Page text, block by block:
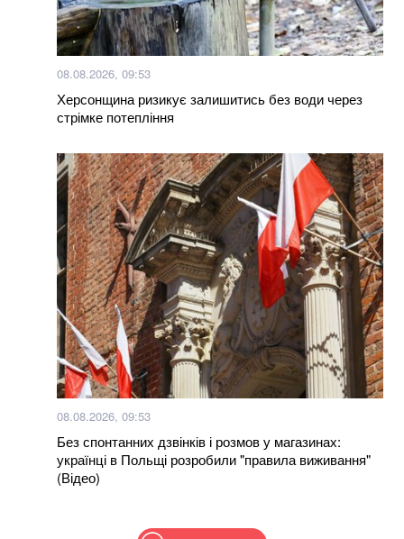
08.08.2026, 09:53
Херсонщина ризикує залишитись без води через
стрімке потепління
08.08.2026, 09:53
Без спонтанних дзвінків і розмов у магазинах:
українці в Польщі розробили "правила виживання"
(Відео)